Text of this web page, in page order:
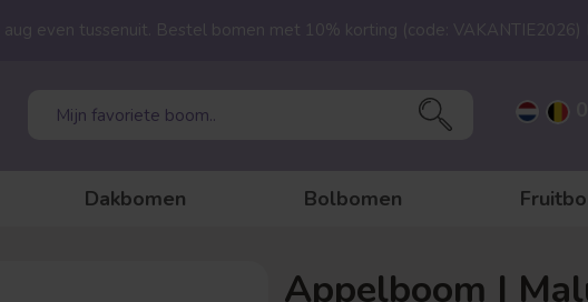
Dakbomen Bolbomen
even tussenuit. Bestel bomen met 10% korting (code: VAKANTIE2026)
Appelboom |